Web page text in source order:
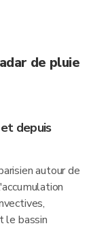
de pluie
depuis
autour de
le bassin